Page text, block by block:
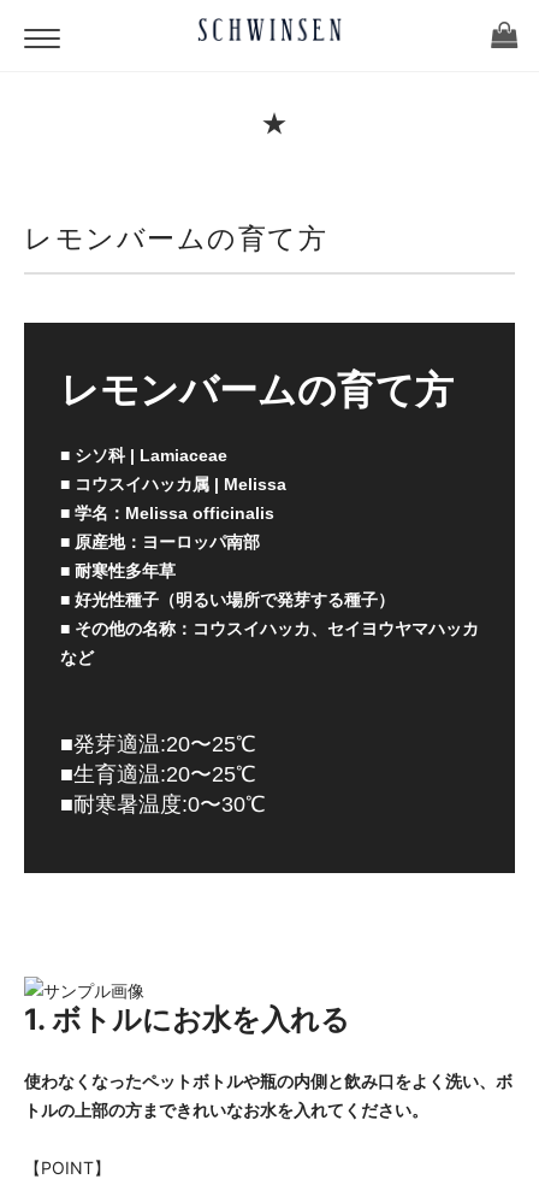
★
レモンバームの育て方
レモンバームの育て方
■ シソ科 | Lamiaceae
■ コウスイハッカ属 | Melissa
■ 学名：Melissa officinalis
■ 原産地：ヨーロッパ南部
■ 耐寒性多年草
■ 好光性種子（明るい場所で発芽する種子）
■ その他の名称：コウスイハッカ、セイヨウヤマハッカ
など
■発芽適温:20〜25℃
■生育適温:20〜25℃
■耐寒暑温度:0〜30℃
1. ボトルにお水を入れる
使わなくなったペットボトルや瓶の内側と飲み口をよく洗い、ボ
トルの上部の方まできれいなお水を入れてください。
【POINT】